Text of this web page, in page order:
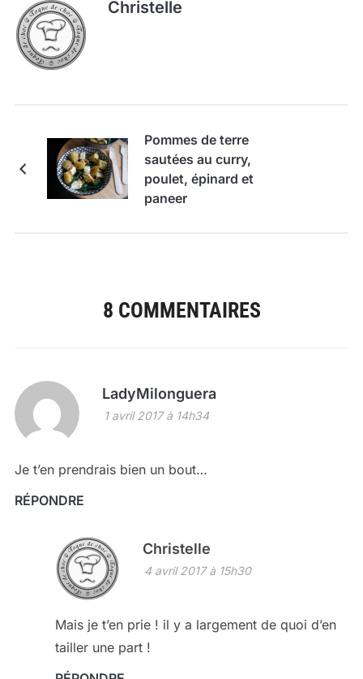
Christelle
Pommes de terre
sautées au curry,
poulet, épinard et
paneer
8 COMMENTAIRES
LadyMilonguera
1 avril 2017 à 14h34
Je t’en prendrais bien un bout…
RÉPONDRE
Christelle
4 avril 2017 à 15h30
Mais je t’en prie ! il y a largement de quoi d’en
tailler une part !